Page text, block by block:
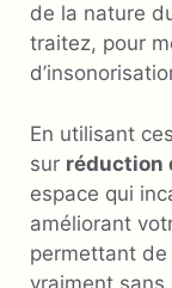
de la nature
traitez, pour
En utilisant
sur réduction
espace qui
améliorant
permettant de
vraiment